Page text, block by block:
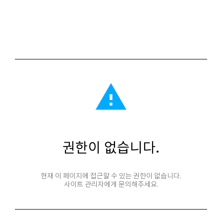
report_problem
권한이 없습니다.
현재 이 페이지에 접근할 수 있는 권한이 없습니다.
사이트 관리자에게 문의해주세요.